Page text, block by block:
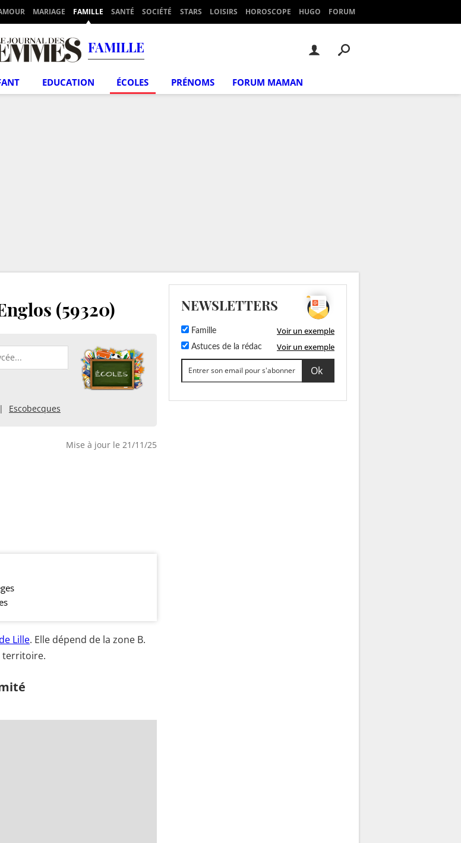
MARIAGE FAMILLE SANTÉ SOCIÉTÉ STARS LOISIRS HOROSCOPE HUGO FORUM
FAMILLE
EDUCATION ÉCOLES PRÉNOMS FORUM MAMAN
(59320)
Escobecques
Mise à jour le 21/11/25
Lille. Elle dépend de la zone B.
territoire.
NEWSLETTERS
Famille Voir un exemple
Astuces de la rédac Voir un exemple